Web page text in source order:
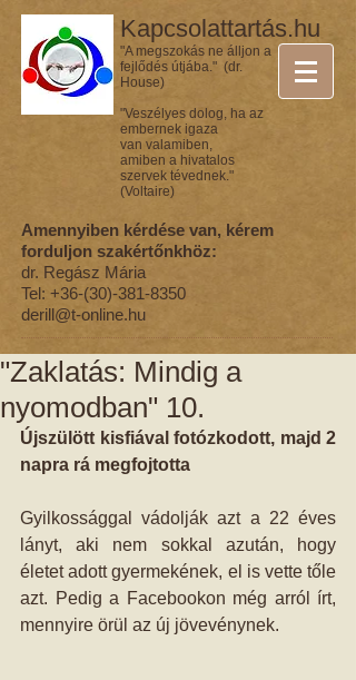
Kapcsolattartás.hu
"A megszokás ne álljon a
fejlődés útjába." (dr.
House)
"Veszélyes dolog, ha az
embernek igaza
van valamiben,
amiben a hivatalos
szervek tévednek."
(Voltaire)
Amennyiben kérdése van, kérem
forduljon szakértőnkhöz:
dr. Regász Mária
Tel: +36-(30)-381-8350
derill@t-online.hu
"Zaklatás: Mindig a
nyomodban" 10.
Újszülött kisfiával fotózkodott, majd 2
napra rá megfojtotta
Gyilkossággal vádolják azt a 22 éves
lányt, aki nem sokkal azután, hogy
életet adott gyermekének, el is vette tőle
azt. Pedig a Facebookon még arról írt,
mennyire örül az új jövevénynek.